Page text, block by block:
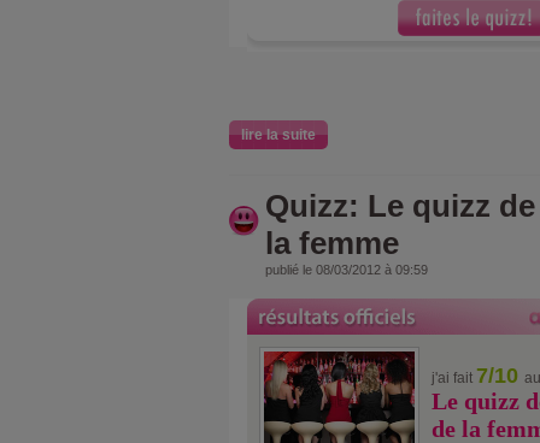
lire la suite
Quizz: Le quizz
la femme
publié le 08/03/2012 à 09:59
j'ai fait 7/10
Le quizz
de la